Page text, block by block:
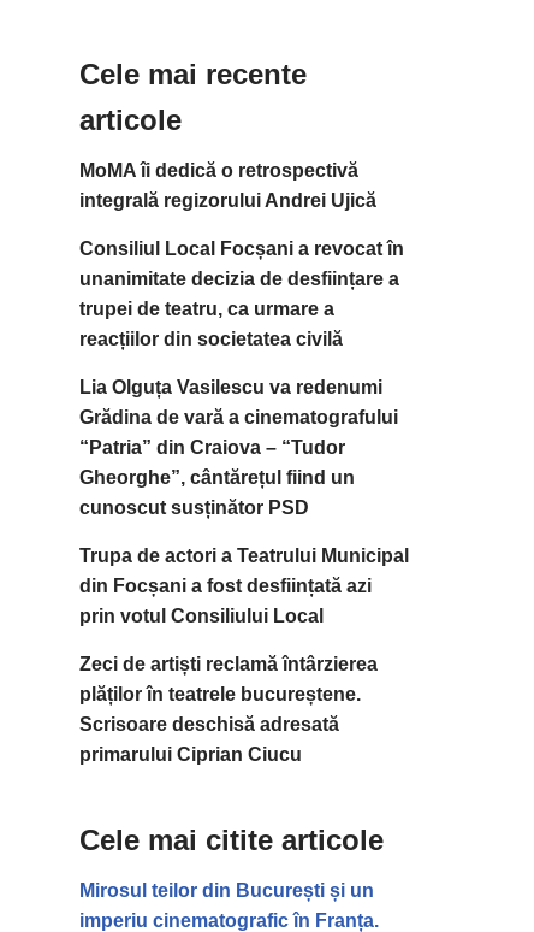
Cele mai recente
articole
MoMA îi dedică o retrospectivă
integrală regizorului Andrei Ujică
Consiliul Local Focșani a revocat în
unanimitate decizia de desființare a
trupei de teatru, ca urmare a
reacțiilor din societatea civilă
Lia Olguța Vasilescu va redenumi
Grădina de vară a cinematografului
“Patria” din Craiova – “Tudor
Gheorghe”, cântărețul fiind un
cunoscut susținător PSD
Trupa de actori a Teatrului Municipal
din Focșani a fost desființată azi
prin votul Consiliului Local
Zeci de artiști reclamă întârzierea
plăților în teatrele bucureștene.
Scrisoare deschisă adresată
primarului Ciprian Ciucu
Cele mai citite articole
Mirosul teilor din București și un
imperiu cinematografic în Franța.